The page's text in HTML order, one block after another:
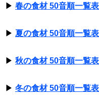
▶ 春の食材 50音順一覧表
▶ 夏の食材 50音順一覧表
▶ 秋の食材 50音順一覧表
▶ 冬の食材 50音順一覧表